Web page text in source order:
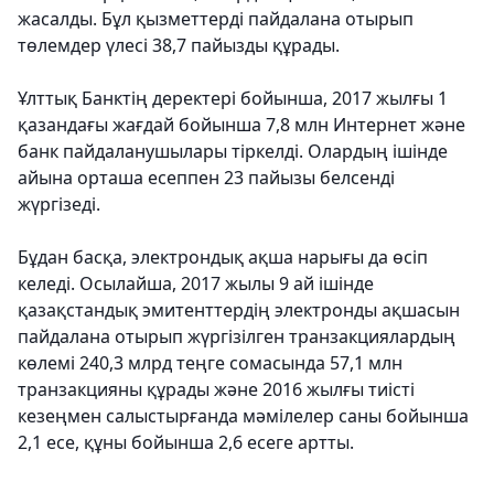
жасалды. Бұл қызметтерді пайдалана отырып
төлемдер үлесі 38,7 пайызды құрады.
Ұлттық Банктің деректері бойынша, 2017 жылғы 1
қазандағы жағдай бойынша 7,8 млн Интернет және
банк пайдаланушылары тіркелді. Олардың ішінде
айына орташа есеппен 23 пайызы белсенді
жүргізеді.
Бұдан басқа, электрондық ақша нарығы да өсіп
келеді. Осылайша, 2017 жылы 9 ай ішінде
қазақстандық эмитенттердің электронды ақшасын
пайдалана отырып жүргізілген транзакциялардың
көлемі 240,3 млрд теңге сомасында 57,1 млн
транзакцияны құрады және 2016 жылғы тиісті
кезеңмен салыстырғанда мәмілелер саны бойынша
2,1 есе, құны бойынша 2,6 есеге артты.